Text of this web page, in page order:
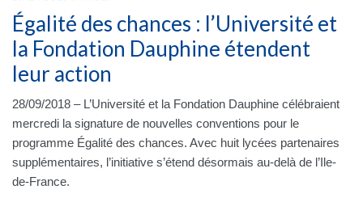
Égalité des chances : l’Université et
la Fondation Dauphine étendent
leur action
28/09/2018 – L’Université et la Fondation Dauphine célébraient
mercredi la signature de nouvelles conventions pour le
programme Égalité des chances. Avec huit lycées partenaires
supplémentaires, l’initiative s’étend désormais au-delà de l’Ile-
de-France.